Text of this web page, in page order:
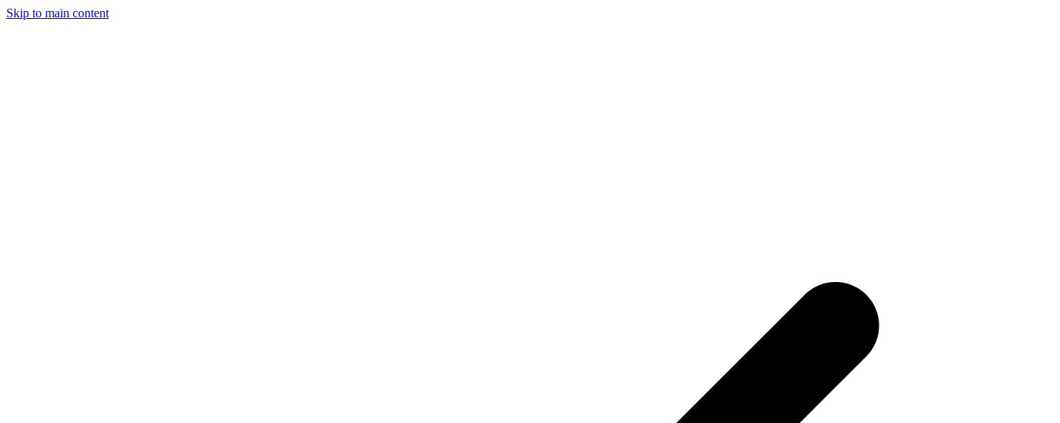
Skip to main content